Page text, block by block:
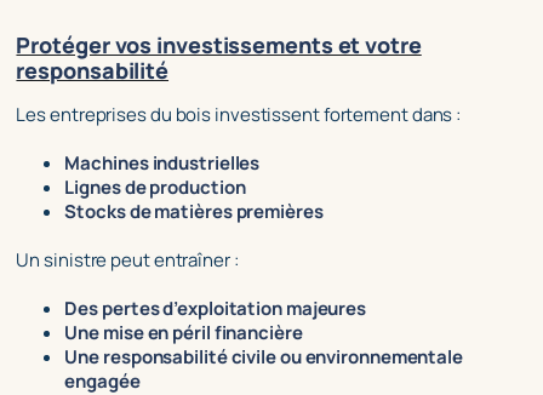
Protéger vos investissements et votre
responsabilité
Les entreprises du bois investissent fortement dans :
Machines industrielles
Lignes de production
Stocks de matières premières
Un sinistre peut entraîner :
Des pertes d’exploitation majeures
Une mise en péril financière
Une responsabilité civile ou environnementale
engagée